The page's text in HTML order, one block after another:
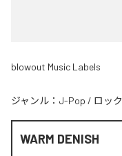
blowout Music Labels
ジャンル： J-Pop / ロック
WARM DENISH